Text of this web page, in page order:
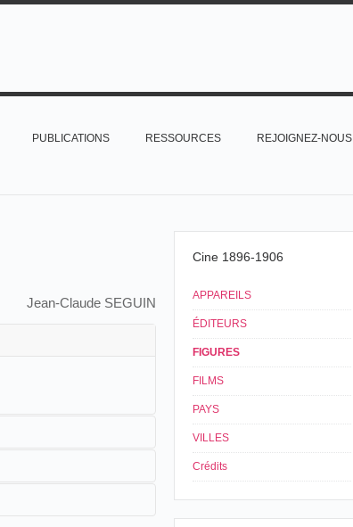
PUBLICATIONS RESSOURCES REJOIGNEZ-NOUS
Jean-Claude SEGUIN
Cine 1896-1906
APPAREILS
ÉDITEURS
FIGURES
FILMS
PAYS
VILLES
Crédits